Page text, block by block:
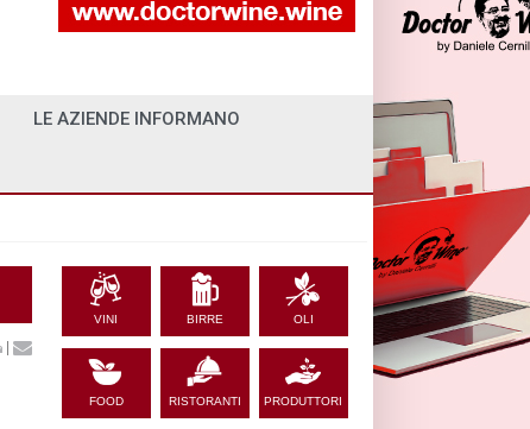
LE AZIENDE INFORMANO
|
VINI BIRRE OLI
FOOD RISTORANTI PRODUTTORI